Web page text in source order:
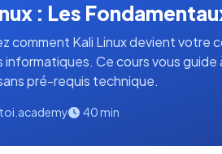
: Les
comment Kali Linux devient votre
informatiques. Ce cours vous
pré-requis technique.
40 min